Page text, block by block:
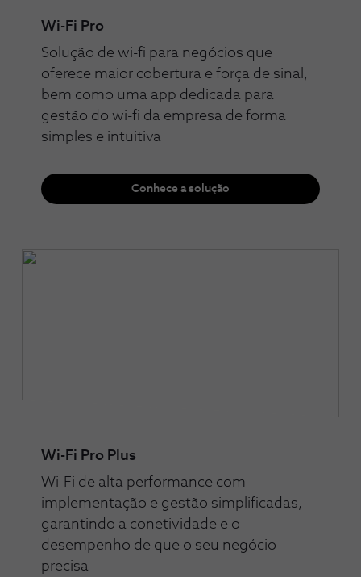
Wi-Fi Pro
Solução de wi-fi para negócios que
oferece maior cobertura e força de sinal,
bem como uma app dedicada para
gestão do wi-fi da empresa de forma
simples e intuitiva
Conhece a solução
Wi-Fi Pro Plus
Wi-Fi de alta performance com
implementação e gestão simplificadas,
garantindo a conetividade e o
desempenho de que o seu negócio
precisa​​